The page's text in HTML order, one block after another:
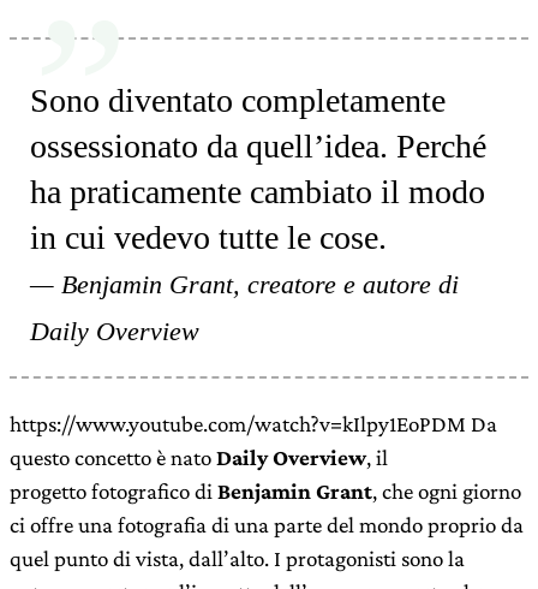
Sono diventato completamente
ossessionato da quell’idea. Perché
ha praticamente cambiato il modo
in cui vedevo tutte le cose.
Benjamin Grant, creatore e autore di
Daily Overview
https://www.youtube.com/watch?v=kIlpy1EoPDM Da
questo concetto è natoDaily Overview, il
progetto fotografico di Benjamin Grant, che ogni giorno
ci offre una fotografia di una parte del mondo proprio da
quel punto di vista, dall’alto. I protagonisti sono la